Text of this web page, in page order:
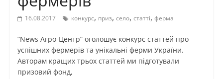
16.08.2017 конкурс, приз, село, статті, ферма
“News Агро-Центр” оголошує конкурс статтей про
успішних фермерів та унікальні ферми України.
Авторам кращих трьох статтей ми підготували
призовий фонд,